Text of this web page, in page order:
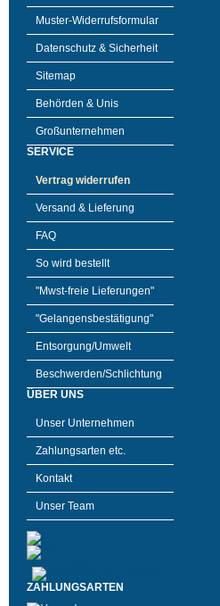
Muster-Widerrufsformular
Datenschutz & Sicherheit
Sitemap
Behörden & Unis
Großunternehmen
SERVICE
Vertrag widerrufen
Versand & Lieferung
FAQ
So wird bestellt
"Mwst-freie Lieferungen"
"Gelangensbestätigung"
Entsorgung/Umwelt
Beschwerden/Schlichtung
ÜBER UNS
Unser Unternehmen
Zahlungsarten etc.
Kontakt
Unser Team
ZAHLUNGSARTEN